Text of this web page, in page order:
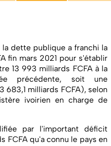
dette publique a franchi la
fin mars 2021 pour s'établir
13 993 milliards FCFA à la
précédente, soit une
683,1 milliards FCFA), selon
ivoirien en charge de
par l'important déficit
FCFA qu'a connu le pays en